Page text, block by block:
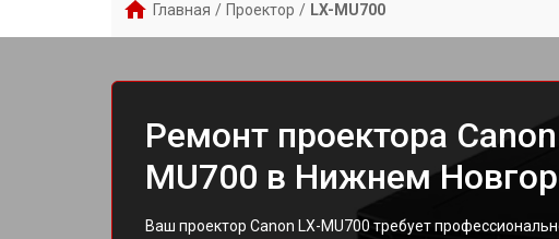
Главная / Проектор / LX-MU700
Ремонт проектора
MU700 в Нижнем
Ваш проектор Canon LX-MU700 требует